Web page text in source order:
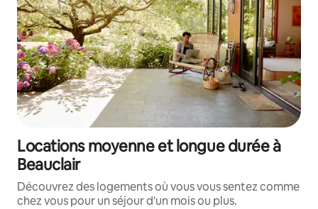
Locations moyenne et longue durée à
Beauclair
Découvrez des logements où vous vous sentez comme
chez vous pour un séjour d'un mois ou plus.